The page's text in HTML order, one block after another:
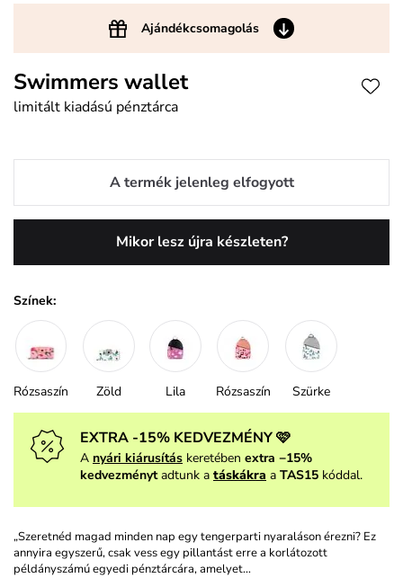
Ajándékcsomagolás
Swimmers wallet
limitált kiadású pénztárca
A termék jelenleg elfogyott
Mikor lesz újra készleten?
Színek:
Rózsaszín Zöld Lila Rózsaszín Szürke
EXTRA -15% KEDVEZMÉNY 🩷
A nyári kiárusítás keretében extra −15%
kedvezménytadtunk a táskákra a TAS15 kóddal.
„Szeretnéd magad minden nap egy tengerparti nyaraláson érezni? Ez
annyira egyszerű, csak vess egy pillantást erre a korlátozott
példányszámú egyedi pénztárcára, amelyet…